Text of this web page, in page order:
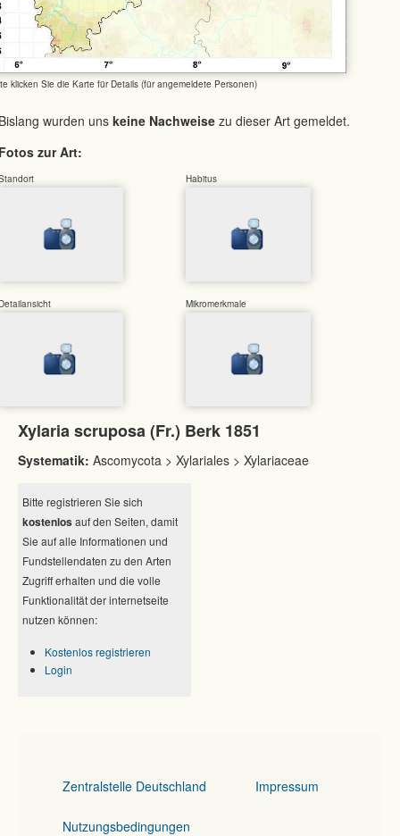
klicken Sie die Karte für Details (für angemeldete Personen)
wurden uns keine Nachweise zu dieser Art gemeldet.
zur Art:
Habitus
Mikromerkmale
Xylaria scruposa (Fr.) Berk 1851
Systematik: Ascomycota > Xylariales > Xylariaceae
Bitte registrieren Sie sich
kostenlos auf den Seiten, damit
Sie auf alle Informationen und
Fundstellendaten zu den Arten
Zugriff erhalten und die volle
Funktionalität der internetseite
nutzen können:
Kostenlos registrieren
Login
Zentralstelle Deutschland Impressum
Nutzungsbedingungen